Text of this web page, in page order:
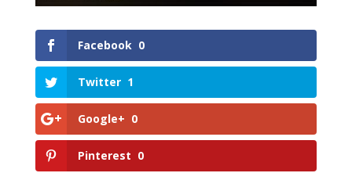
Facebook 0
Twitter 1
Google+ 0
Pinterest 0